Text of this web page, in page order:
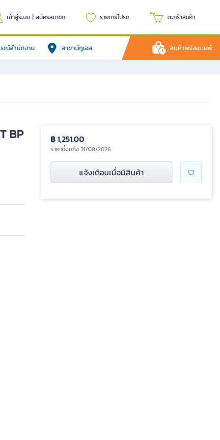
เข้าสู่ระบบ | สมัครสมาชิก รายการโปรด ตะกร้าสินค้า
รณ์สำนักงาน สาขาบีทูเอส สินค้าพรีออเดอร์
BP
฿ 1,251.00
ราคานี้จนถึง 31/08/2026
แจ้งเตือนเมื่อมีสินค้า